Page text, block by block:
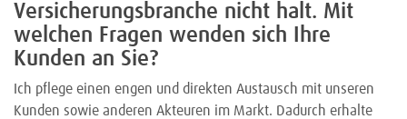
Versicherungsbranche nicht halt. Mit
welchen Fragen wenden sich Ihre
Kunden an Sie?
Ich pflege einen engen und direkten Austausch mit unseren
Kunden sowie anderen Akteuren im Markt. Dadurch erhalte